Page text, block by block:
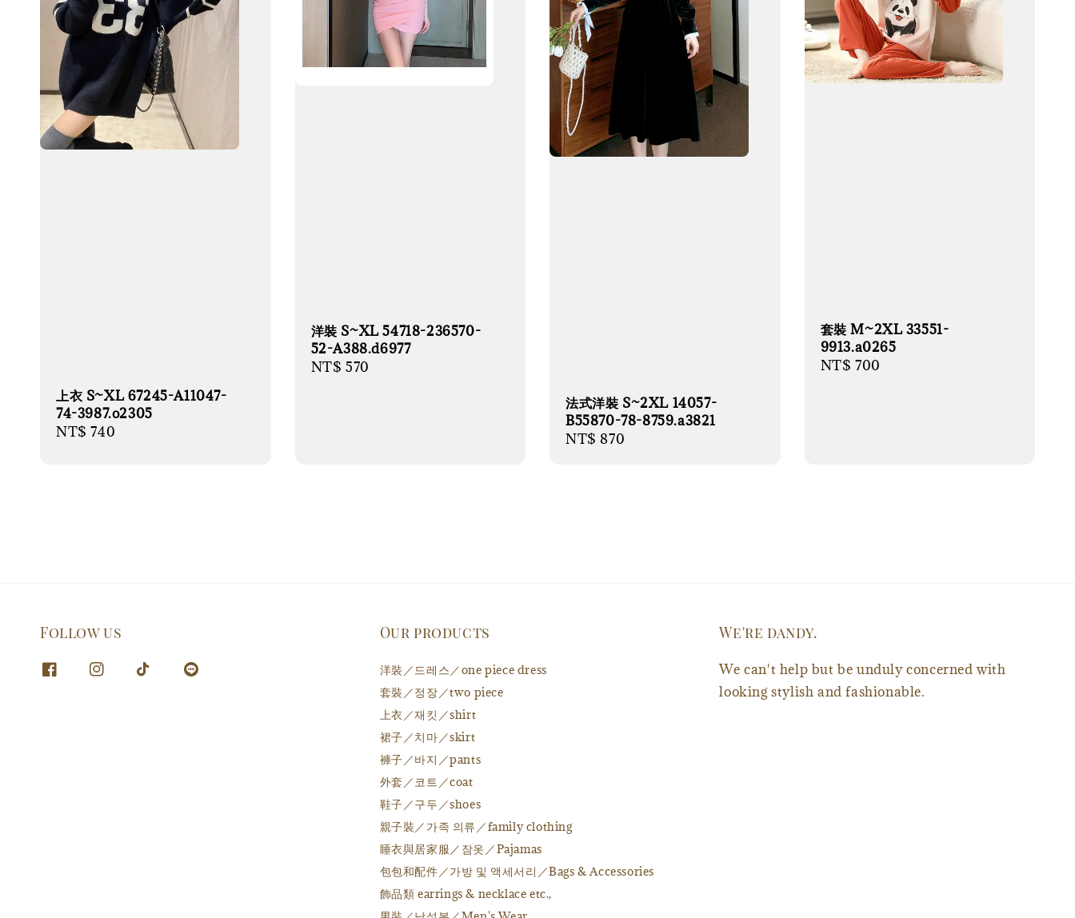
上衣 S~XL 67245-A11047-
74-3987.o2305
Regular
NT$ 740
洋裝 S~XL 54718-236570-
52-A388.d6977
Regular
NT$ 570
法式洋裝 S~2XL 14057-
B55870-78-8759.a3821
Regular
NT$ 870
套裝 M~2XL 33551-
9913.a0265
Regular
NT$ 700
Follow us Our products
洋裝／드레스／one piece dress
套裝／정장／two piece
上衣／재킷／shirt
裙子／치마／skirt
褲子／바지／pants
外套／코트／coat
鞋子／구두／shoes
親子裝／가족 의류／family clothing
睡衣與居家服／잠옷／Pajamas
包包和配件／가방 및 액세서리／Bags & Accessories
飾品類 earrings & necklace etc.,
We're dandy.
We can't help but be unduly concerned with
looking stylish and fashionable.